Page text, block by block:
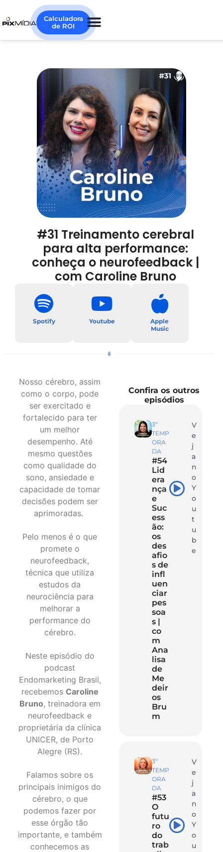
Calculadora
de ROI
#31 Treinamento cerebral
para alta performance:
conheça o neurofeedback |
com Caroline Bruno
Spotify Youtube
Apple
Music
Nosso cérebro, assim
como o corpo, pode
ser exercitado e
fortalecido para ter
um melhor
desempenho. Até
mesmo questões
como qualidade do
sono, ansiedade e
capacidade de tomar
decisões podem ser
aprimoradas.
Pelo menos é o que
promete o
neurofeedback,
técnica que utiliza
estudos da
neurociência para
melhorar a
performance do
cérebro.
Neste episódio do
podcast
Endomarketing Brasil,
recebemos Caroline
Bruno, treinadora em
neurofeedback e
proprietária da clínica
UNICER, de Porto
Alegre (RS).
Falamos sobre os
principais inimigos do
cérebro, o que
podemos fazer por
esse órgão tão
importante, e também
conhecemos as
Confira os outros
episódios
3º
TEMP
ORA
DA
#54
Lid
era
nça
e
Suc
ess
ão:
os
des
afio
s de
infl
uen
ciar
pes
soa
s |
co
m
Ana
lisa
de
Me
deir
os
Bru
m
V
e
j
a
n
o
Y
o
u
t
u
b
e
3º
TEMP
ORA
DA
#53
O
futu
ro
do
trab
V
e
j
a
n
o
Y
o
u